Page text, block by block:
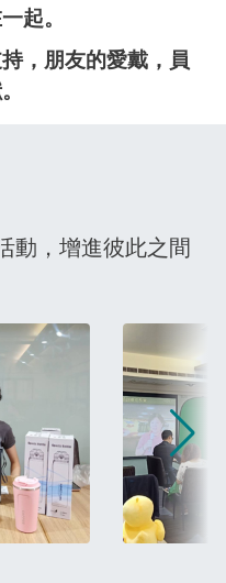
起。
，朋友的愛戴，員
動，增進彼此之間